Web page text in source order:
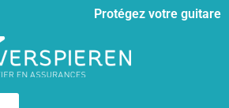
Protégez votre guitare